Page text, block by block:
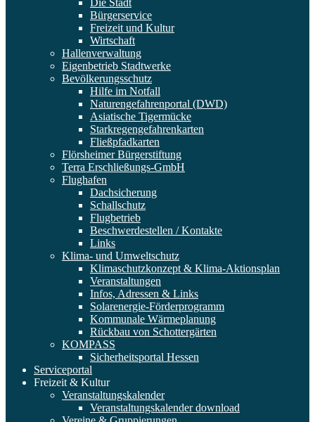
Die Stadt
Bürgerservice
Freizeit und Kultur
Wirtschaft
Hallenverwaltung
Eigenbetrieb Stadtwerke
Bevölkerungsschutz
Hilfe im Notfall
Naturengefahrenportal (DWD)
Asiatische Tigermücke
Starkregengefahrenkarten
Fließpfadkarten
Flörsheimer Bürgerstiftung
Terra Erschließungs-GmbH
Flughafen
Dachsicherung
Schallschutz
Flugbetrieb
Beschwerdestellen / Kontakte
Links
Klima- und Umweltschutz
Klimaschutzkonzept & Klima-Aktionsplan
Veranstaltungen
Infos, Adressen & Links
Solarenergie-Förderprogramm
Kommunale Wärmeplanung
Rückbau von Schottergärten
KOMPASS
Sicherheitsportal Hessen
Serviceportal
Freizeit & Kultur
Veranstaltungskalender
Veranstaltungskalender download